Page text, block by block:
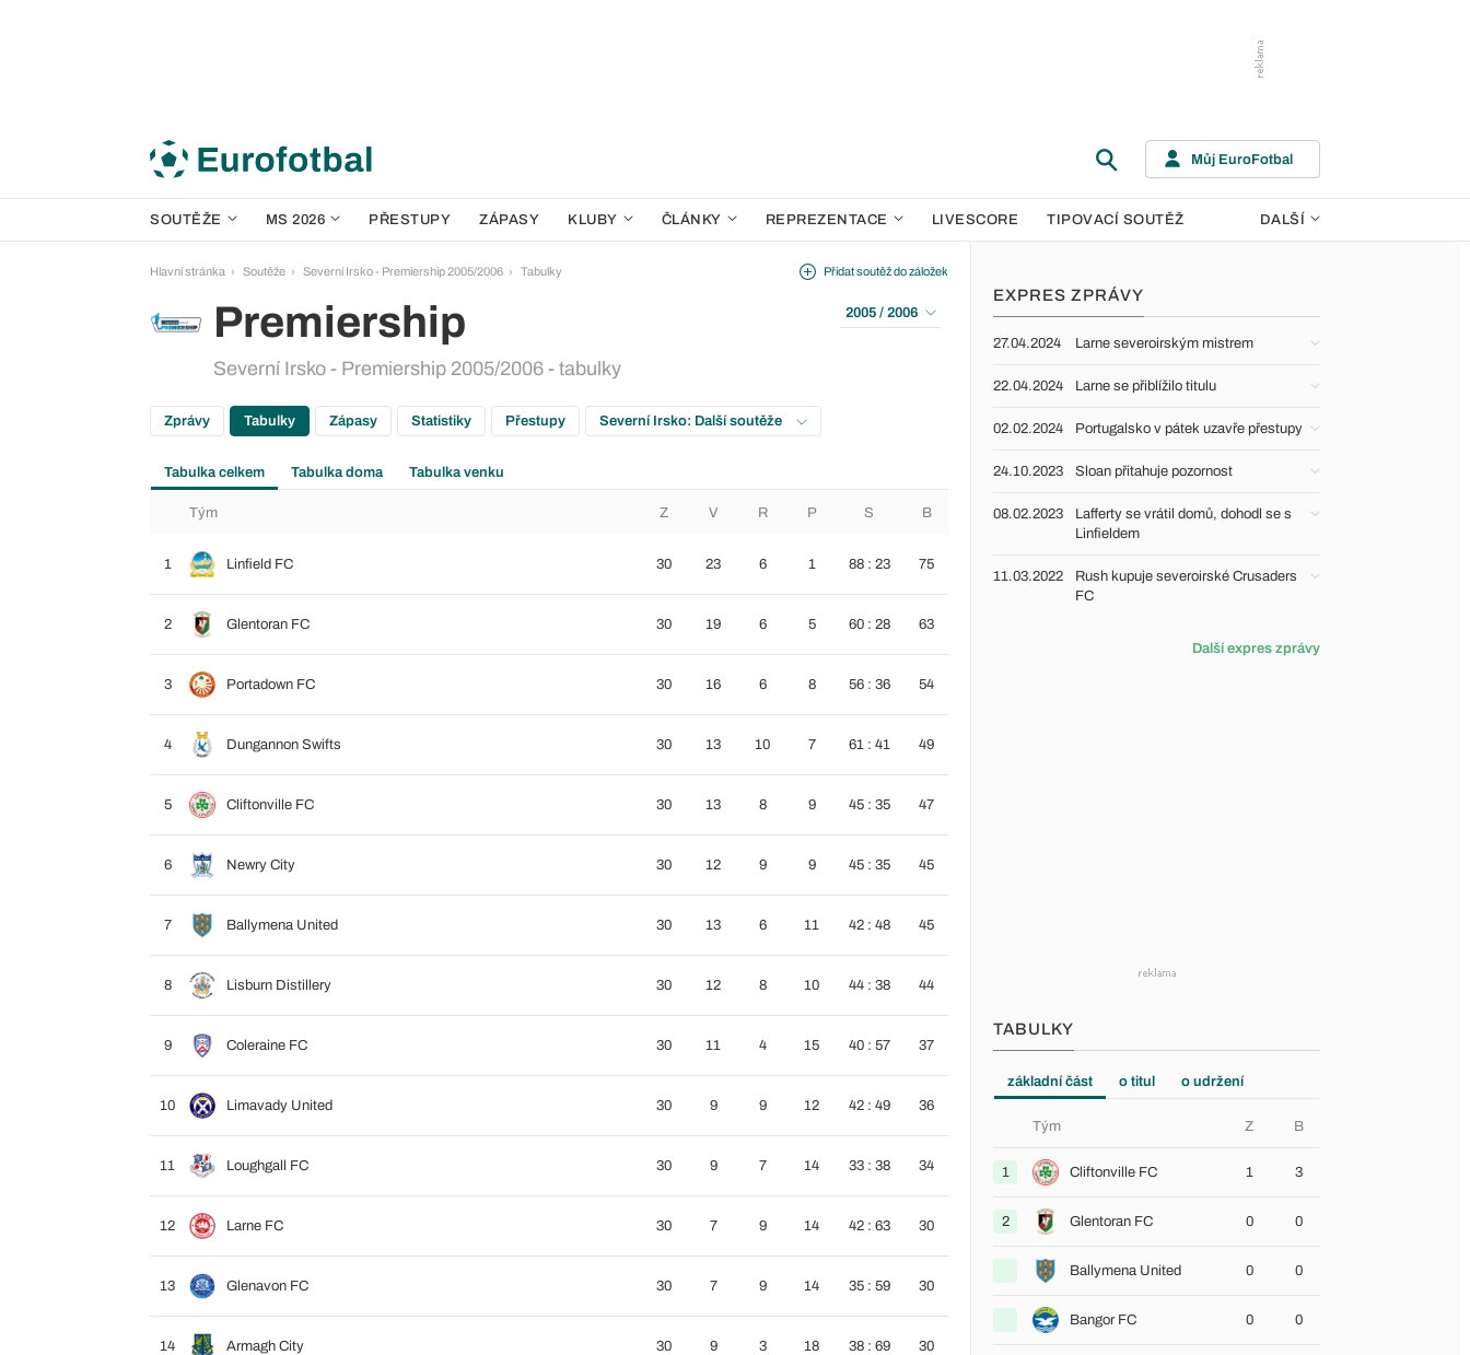
Můj EuroFotbal
SOUTĚŽE MS 2026 PŘESTUPY ZÁPASY KLUBY ČLÁNKY REPREZENTACE LIVESCORE TIPOVACÍ SOUTĚŽ DALŠÍ
Hlavní stránka Soutěže Severní Irsko - Premiership 2005/2006 Tabulky
Premiership
Severní Irsko - Premiership 2005/2006 - tabulky
Přidat soutěž do záložek
2005 / 2006
Zprávy Tabulky Zápasy Statistiky Přestupy Severní Irsko: Další soutěže
Tabulka celkem Tabulka doma Tabulka venku
Tým Z V R P S B
1 Linfield FC 30 23 6 1 88 : 23 75
2 Glentoran FC 30 19 6 5 60 : 28 63
3 Portadown FC 30 16 6 8 56 : 36 54
4 Dungannon Swifts 30 13 10 7 61 : 41 49
5 Cliftonville FC 30 13 8 9 45 : 35 47
6 Newry City 30 12 9 9 45 : 35 45
7 Ballymena United 30 13 6 11 42 : 48 45
8 Lisburn Distillery 30 12 8 10 44 : 38 44
9 Coleraine FC 30 11 4 15 40 : 57 37
10 Limavady United 30 9 9 12 42 : 49 36
11 Loughgall FC 30 9 7 14 33 : 38 34
12 Larne FC 30 7 9 14 42 : 63 30
13 Glenavon FC 30 7 9 14 35 : 59 30
14 Armagh City 30 9 3 18 38 : 69 30
EXPRES ZPRÁVY
27.04.2024 Larne severoirským mistrem
22.04.2024 Larne se přiblížilo titulu
02.02.2024 Portugalsko v pátek uzavře přestupy
24.10.2023 Sloan přitahuje pozornost
08.02.2023
Lafferty se vrátil domů, dohodl se s
Linfieldem
11.03.2022
Rush kupuje severoirské Crusaders
FC
Další expres zprávy
TABULKY
základní část o titul o udržení
Tým Z B
1 Cliftonville FC 1 3
2 Glentoran FC 0 0
Ballymena United 0 0
Bangor FC 0 0